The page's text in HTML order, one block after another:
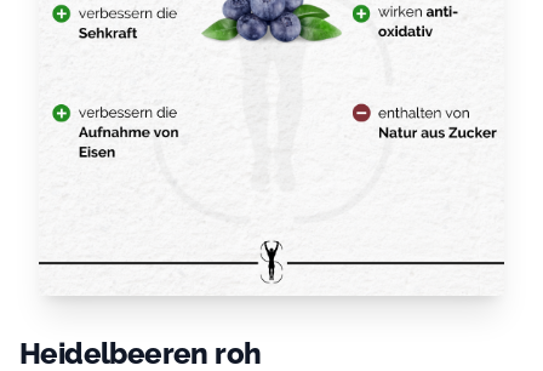
Heidelbeeren roh